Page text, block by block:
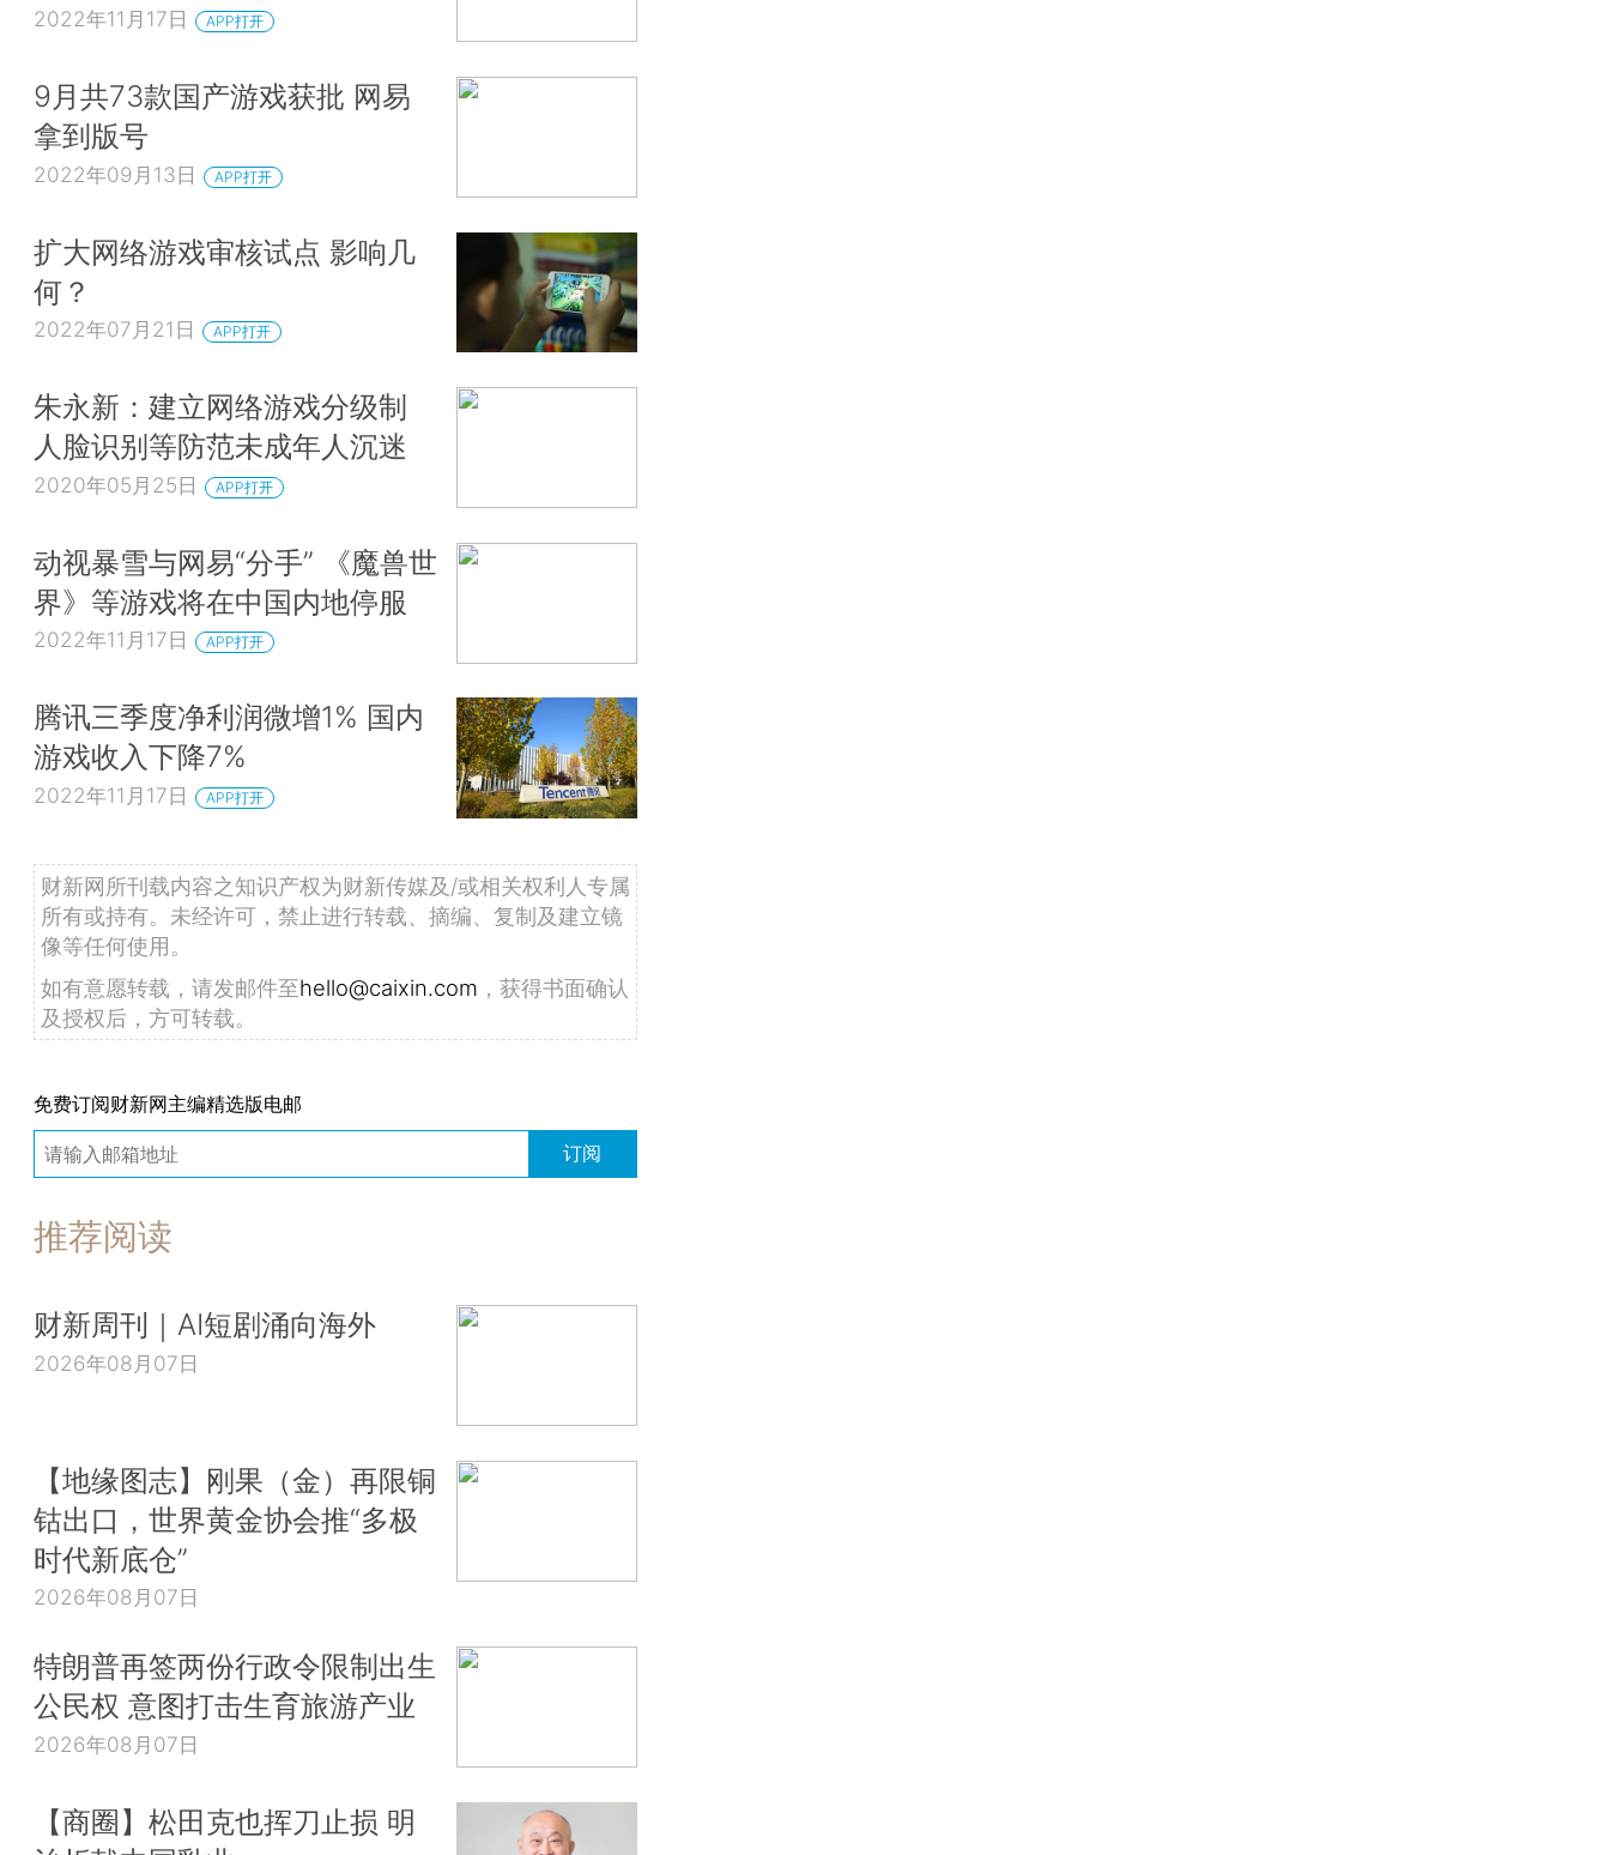
2022年11月17日 APP打开
9月共73款国产游戏获批 网易
拿到版号
2022年09月13日 APP打开
扩大网络游戏审核试点 影响几
何？
2022年07月21日 APP打开
朱永新：建立网络游戏分级制
人脸识别等防范未成年人沉迷
2020年05月25日 APP打开
动视暴雪与网易“分手” 《魔兽世
界》等游戏将在中国内地停服
2022年11月17日 APP打开
腾讯三季度净利润微增1% 国内
游戏收入下降7%
2022年11月17日 APP打开
财新网所刊载内容之知识产权为财新传媒及/或相关权利人专属
所有或持有。未经许可，禁止进行转载、摘编、复制及建立镜
像等任何使用。
如有意愿转载，请发邮件至hello@caixin.com ，获得书面确认
及授权后，方可转载。
免费订阅财新网主编精选版电邮
订阅
推荐阅读
财新周刊｜AI短剧涌向海外
2026年08月07日
【地缘图志】刚果（金）再限铜
钴出口，世界黄金协会推“多极
时代新底仓”
2026年08月07日
特朗普再签两份行政令限制出生
公民权 意图打击生育旅游产业
2026年08月07日
【商圈】松田克也挥刀止损 明